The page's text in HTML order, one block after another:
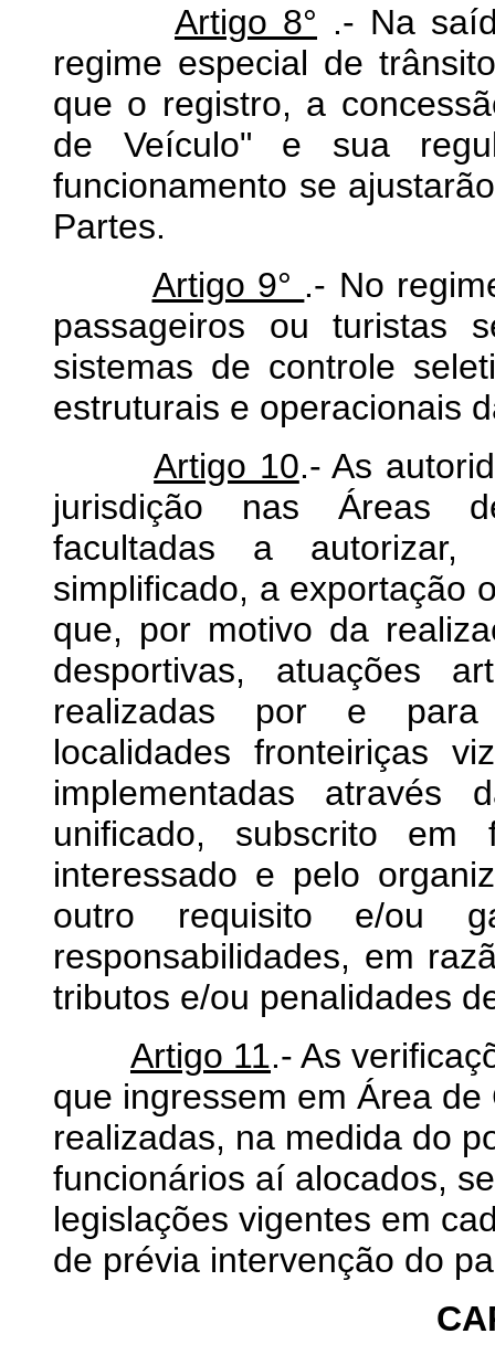
Artigo 8° .- Na
regime especial de
que o registro, a
de Veículo" e sua
funcionamento se
Partes.
Artigo 9° .- No
passageiros ou turistas
sistemas de controle
estruturais e operacionais
Artigo 10.- As
jurisdição nas Áreas
facultadas a autorizar,
simplificado, a exportação
que, por motivo da
desportivas, atuações
realizadas por e para
localidades fronteiriças
implementadas através
unificado, subscrito em
interessado e pelo
outro requisito e/ou
responsabilidades, em
tributos e/ou penalidades
Artigo 11.- As
que ingressem em Área
realizadas, na medida do
funcionários aí alocados,
legislações vigentes em
de prévia intervenção do